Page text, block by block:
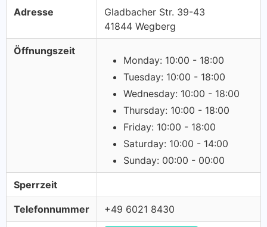
Adresse
Gladbacher Str. 39-43
41844 Wegberg
Öffnungszeit
Monday: 10:00 - 18:00
Tuesday: 10:00 - 18:00
Wednesday: 10:00 - 18:00
Thursday: 10:00 - 18:00
Friday: 10:00 - 18:00
Saturday: 10:00 - 14:00
Sunday: 00:00 - 00:00
Sperrzeit
Telefonnummer +49 6021 8430